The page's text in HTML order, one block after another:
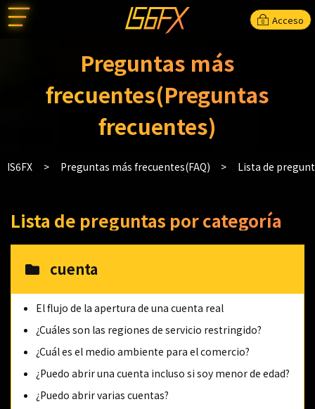
Acceso
Preguntas más
frecuentes(Preguntas
frecuentes)
IS6FX Preguntas más frecuentes(FAQ) Lista de
Lista de preguntas por categoría
cuenta
El flujo de la apertura de una cuenta real
¿Cuáles son las regiones de servicio restringido?
¿Cuál es el medio ambiente para el comercio?
¿Puedo abrir una cuenta incluso si soy menor de edad?
¿Puedo abrir varias cuentas?